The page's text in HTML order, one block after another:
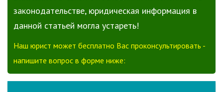
законодательстве, юридическая информация в
данной статьей могла устареть!
Наш юрист может бесплатно Вас проконсультировать -
напишите вопрос в форме ниже: